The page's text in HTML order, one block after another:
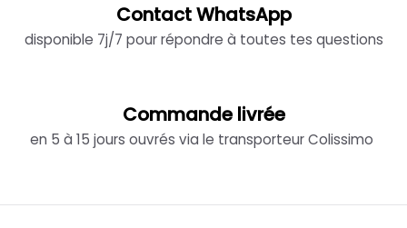
Contact WhatsApp
disponible 7j/7 pour répondre à toutes tes questions
Commande livrée
en 5 à 15 jours ouvrés via le transporteur Colissimo